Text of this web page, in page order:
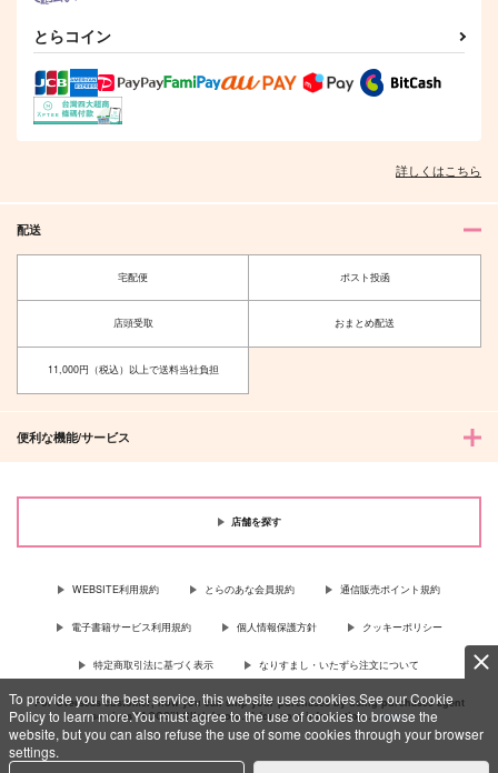
To provide you the best service, this website uses cookies.See our Cookie
Policy to learn more.You must agree to the use of cookies to browse the
website, but you can also refuse the use of some cookies through your browser
settings.
とらコイン
詳しくはこちら
配送
宅配便 ポスト投函
店頭受取 おまとめ配送
11,000円（税込）以上で送料当社負担
便利な機能/サービス
店舗を探す
WEBSITE利用規約 とらのあな会員規約 通信販売ポイント規約
電子書籍サービス利用規約 個人情報保護方針 クッキーポリシー
特定商取引法に基づく表示 なりすまし・いたずら注文について
For Overseas customer, now you can ship your purchases by using purchases agent
services “AOCS”! Click {more…} for more information …more